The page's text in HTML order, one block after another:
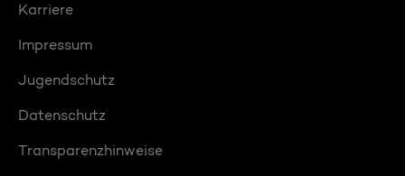
Karriere
Impressum
Jugendschutz
Datenschutz
Transparenzhinweise